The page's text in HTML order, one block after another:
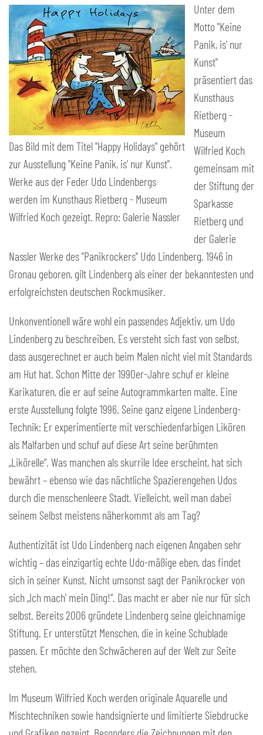
Das Bild mit dem Titel "Happy Holidays" gehört
zur Ausstellung "Keine Panik, is' nur Kunst".
Werke aus der Feder Udo Lindenbergs
werden im Kunsthaus Rietberg - Museum
Wilfried Koch gezeigt. Repro: Galerie Nassler
Unter dem
Motto "Keine
Panik, is' nur
Kunst"
präsentiert das
Kunsthaus
Rietberg -
Museum
Wilfried Koch
gemeinsam mit
der Stiftung der
Sparkasse
Rietberg und
der Galerie
Nassler Werke des "Panikrockers" Udo Lindenberg. 1946 in
Gronau geboren, gilt Lindenberg als einer der bekanntesten und
erfolgreichsten deutschen Rockmusiker.
Unkonventionell wäre wohl ein passendes Adjektiv, um Udo
Lindenberg zu beschreiben. Es versteht sich fast von selbst,
dass ausgerechnet er auch beim Malen nicht viel mit Standards
am Hut hat. Schon Mitte der 1990er-Jahre schuf er kleine
Karikaturen, die er auf seine Autogrammkarten malte. Eine
erste Ausstellung folgte 1996. Seine ganz eigene Lindenberg-
Technik: Er experimentierte mit verschiedenfarbigen Likören
als Malfarben und schuf auf diese Art seine berühmten
„Likörelle“. Was manchen als skurrile Idee erscheint, hat sich
bewährt – ebenso wie das nächtliche Spazierengehen Udos
durch die menschenleere Stadt. Vielleicht, weil man dabei
seinem Selbst meistens näherkommt als am Tag?
Authentizität ist Udo Lindenberg nach eigenen Angaben sehr
wichtig – das einzigartig echte Udo-mäßige eben, das findet
sich in seiner Kunst. Nicht umsonst sagt der Panikrocker von
sich „Ich mach' mein Ding!“. Das macht er aber nie nur für sich
selbst. Bereits 2006 gründete Lindenberg seine gleichnamige
Stiftung. Er unterstützt Menschen, die in keine Schublade
passen. Er möchte den Schwächeren auf der Welt zur Seite
stehen.
Im Museum Wilfried Koch werden originale Aquarelle und
Mischtechniken sowie handsignierte und limitierte Siebdrucke